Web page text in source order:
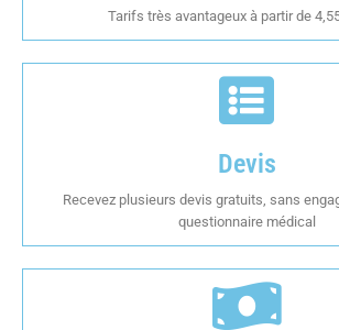
Tarifs très avantageux à partir de
Devis
Recevez plusieurs devis gratuits, sans
questionnaire médical